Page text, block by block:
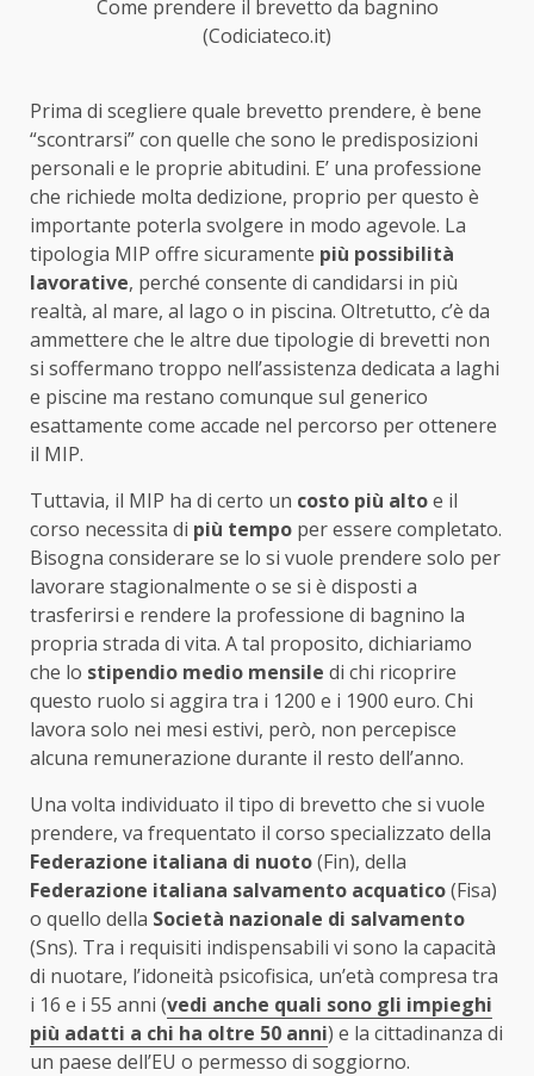
Come prendere il brevetto da bagnino
(Codiciateco.it)
Prima di scegliere quale brevetto prendere, è bene
“scontrarsi” con quelle che sono le predisposizioni
personali e le proprie abitudini. E’ una professione
che richiede molta dedizione, proprio per questo è
importante poterla svolgere in modo agevole. La
tipologia MIP offre sicuramente più possibilità
lavorative, perché consente di candidarsi in più
realtà, al mare, al lago o in piscina. Oltretutto, c’è da
ammettere che le altre due tipologie di brevetti non
si soffermano troppo nell’assistenza dedicata a laghi
e piscine ma restano comunque sul generico
esattamente come accade nel percorso per ottenere
il MIP.
Tuttavia, il MIP ha di certo un costo più altoe il
corso necessita di più tempo per essere completato.
Bisogna considerare se lo si vuole prendere solo per
lavorare stagionalmente o se si è disposti a
trasferirsi e rendere la professione di bagnino la
propria strada di vita. A tal proposito, dichiariamo
che lo stipendio medio mensile di chi ricoprire
questo ruolo si aggira tra i 1200 e i 1900 euro. Chi
lavora solo nei mesi estivi, però, non percepisce
alcuna remunerazione durante il resto dell’anno.
Una volta individuato il tipo di brevetto che si vuole
prendere, va frequentato il corso specializzato della
Federazione italiana di nuoto(Fin), della
Federazione italiana salvamento acquatico(Fisa)
o quello della Società nazionale di salvamento
(Sns). Tra i requisiti indispensabili vi sono la capacità
di nuotare, l’idoneità psicofisica, un’età compresa tra
i 16 e i 55 anni (vedi anche quali sono gli impieghi
più adatti a chi ha oltre 50 anni) e la cittadinanza di
un paese dell’EU o permesso di soggiorno.